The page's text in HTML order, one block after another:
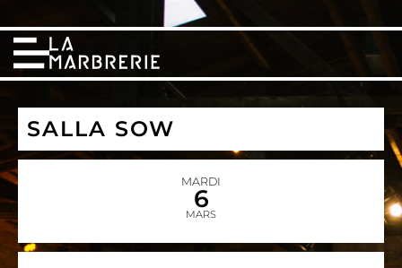
SALLA SOW
MARDI
6
MARS